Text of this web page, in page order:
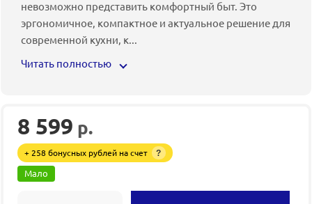
невозможно представить комфортный быт. Это
эргономичное, компактное и актуальное решение для
современной кухни, к...
Читать полностью
8 599 р.
+ 258 бонусных рублей на счет ?
Мало